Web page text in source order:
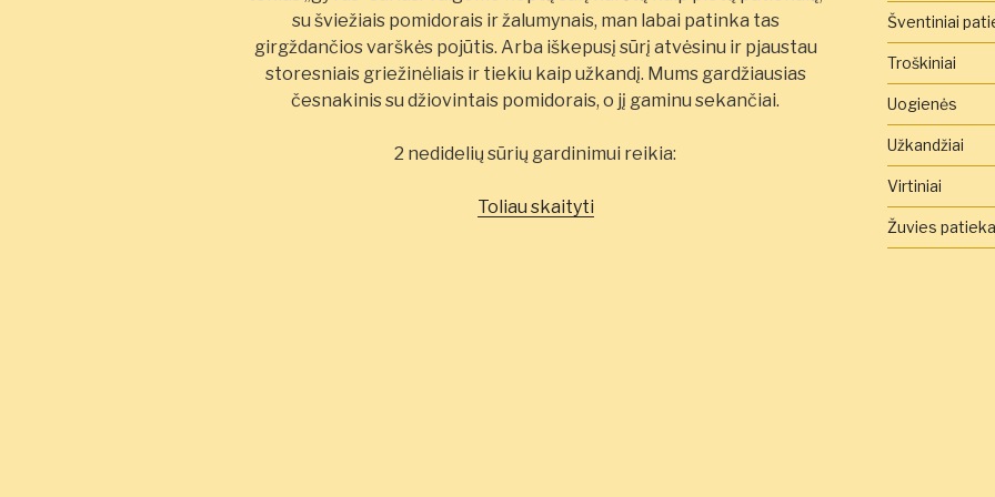
su šviežiais pomidorais ir žalumynais, man labai patinka tas
girgždančios varškės pojūtis. Arba iškepusį sūrį atvėsinu ir pjaustau
storesniais griežinėliais ir tiekiu kaip užkandį. Mums gardžiausias
česnakinis su džiovintais pomidorais, o jį gaminu sekančiai.
2 nedidelių sūrių gardinimui reikia:
Toliau skaityti„Keptas
Šventiniai
Troškiniai
Uogienės
Užkandžiai
Virtiniai
Žuvies